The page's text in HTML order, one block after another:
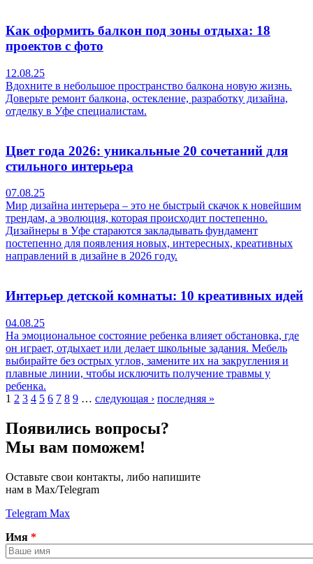
Как оформить балкон под зоны отдыха: 18
проектов с фото
12.08.25
Вдохните в небольшое пространство балкона новую жизнь.
Доверьте ремонт балкона, остекление, разработку дизайна,
отделку в Уфе специалистам.
Цвет года 2026: уникальные 20 сочетаний для
стильного интерьера
07.08.25
Мир дизайна интерьера – это не быстрый скачок к новейшим
трендам, а эволюция, которая происходит постепенно.
Дизайнеры в Уфе стараются закладывать фундамент
постепенно для появления новых, интересных, креативных
направлений в дизайне в 2026 году.
Интерьер детской комнаты: 10 креативных идей
04.08.25
На эмоциональное состояние ребенка влияет обстановка, где
он играет, отдыхает или делает школьные задания. Мебель
выбирайте без острых углов, замените их на закругления и
плавные линии, чтобы исключить получение травмы у
ребенка.
1 2 3 4 5 6 7 8 9 … следующая › последняя »
Появились вопросы?
Мы вам поможем!
Оставьте свои контакты, либо напишите
нам в Max/Telegram
Telegram Max
Имя *